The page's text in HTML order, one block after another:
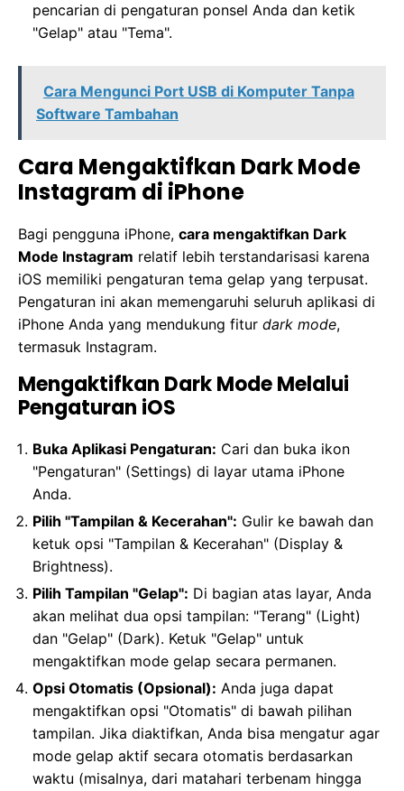
pencarian di pengaturan ponsel Anda dan ketik
"Gelap" atau "Tema".
Cara Mengunci Port USB di Komputer Tanpa
Software Tambahan
Cara Mengaktifkan Dark Mode
Instagram di iPhone
Bagi pengguna iPhone, cara mengaktifkan Dark
Mode Instagram relatif lebih terstandarisasi karena
iOS memiliki pengaturan tema gelap yang terpusat.
Pengaturan ini akan memengaruhi seluruh aplikasi di
iPhone Anda yang mendukung fitur dark mode,
termasuk Instagram.
Mengaktifkan Dark Mode Melalui
Pengaturan iOS
Buka Aplikasi Pengaturan: Cari dan buka ikon
"Pengaturan" (Settings) di layar utama iPhone
Anda.
Pilih "Tampilan & Kecerahan": Gulir ke bawah dan
ketuk opsi "Tampilan & Kecerahan" (Display &
Brightness).
Pilih Tampilan "Gelap": Di bagian atas layar, Anda
akan melihat dua opsi tampilan: "Terang" (Light)
dan "Gelap" (Dark). Ketuk "Gelap" untuk
mengaktifkan mode gelap secara permanen.
Opsi Otomatis (Opsional): Anda juga dapat
mengaktifkan opsi "Otomatis" di bawah pilihan
tampilan. Jika diaktifkan, Anda bisa mengatur agar
mode gelap aktif secara otomatis berdasarkan
waktu (misalnya, dari matahari terbenam hingga